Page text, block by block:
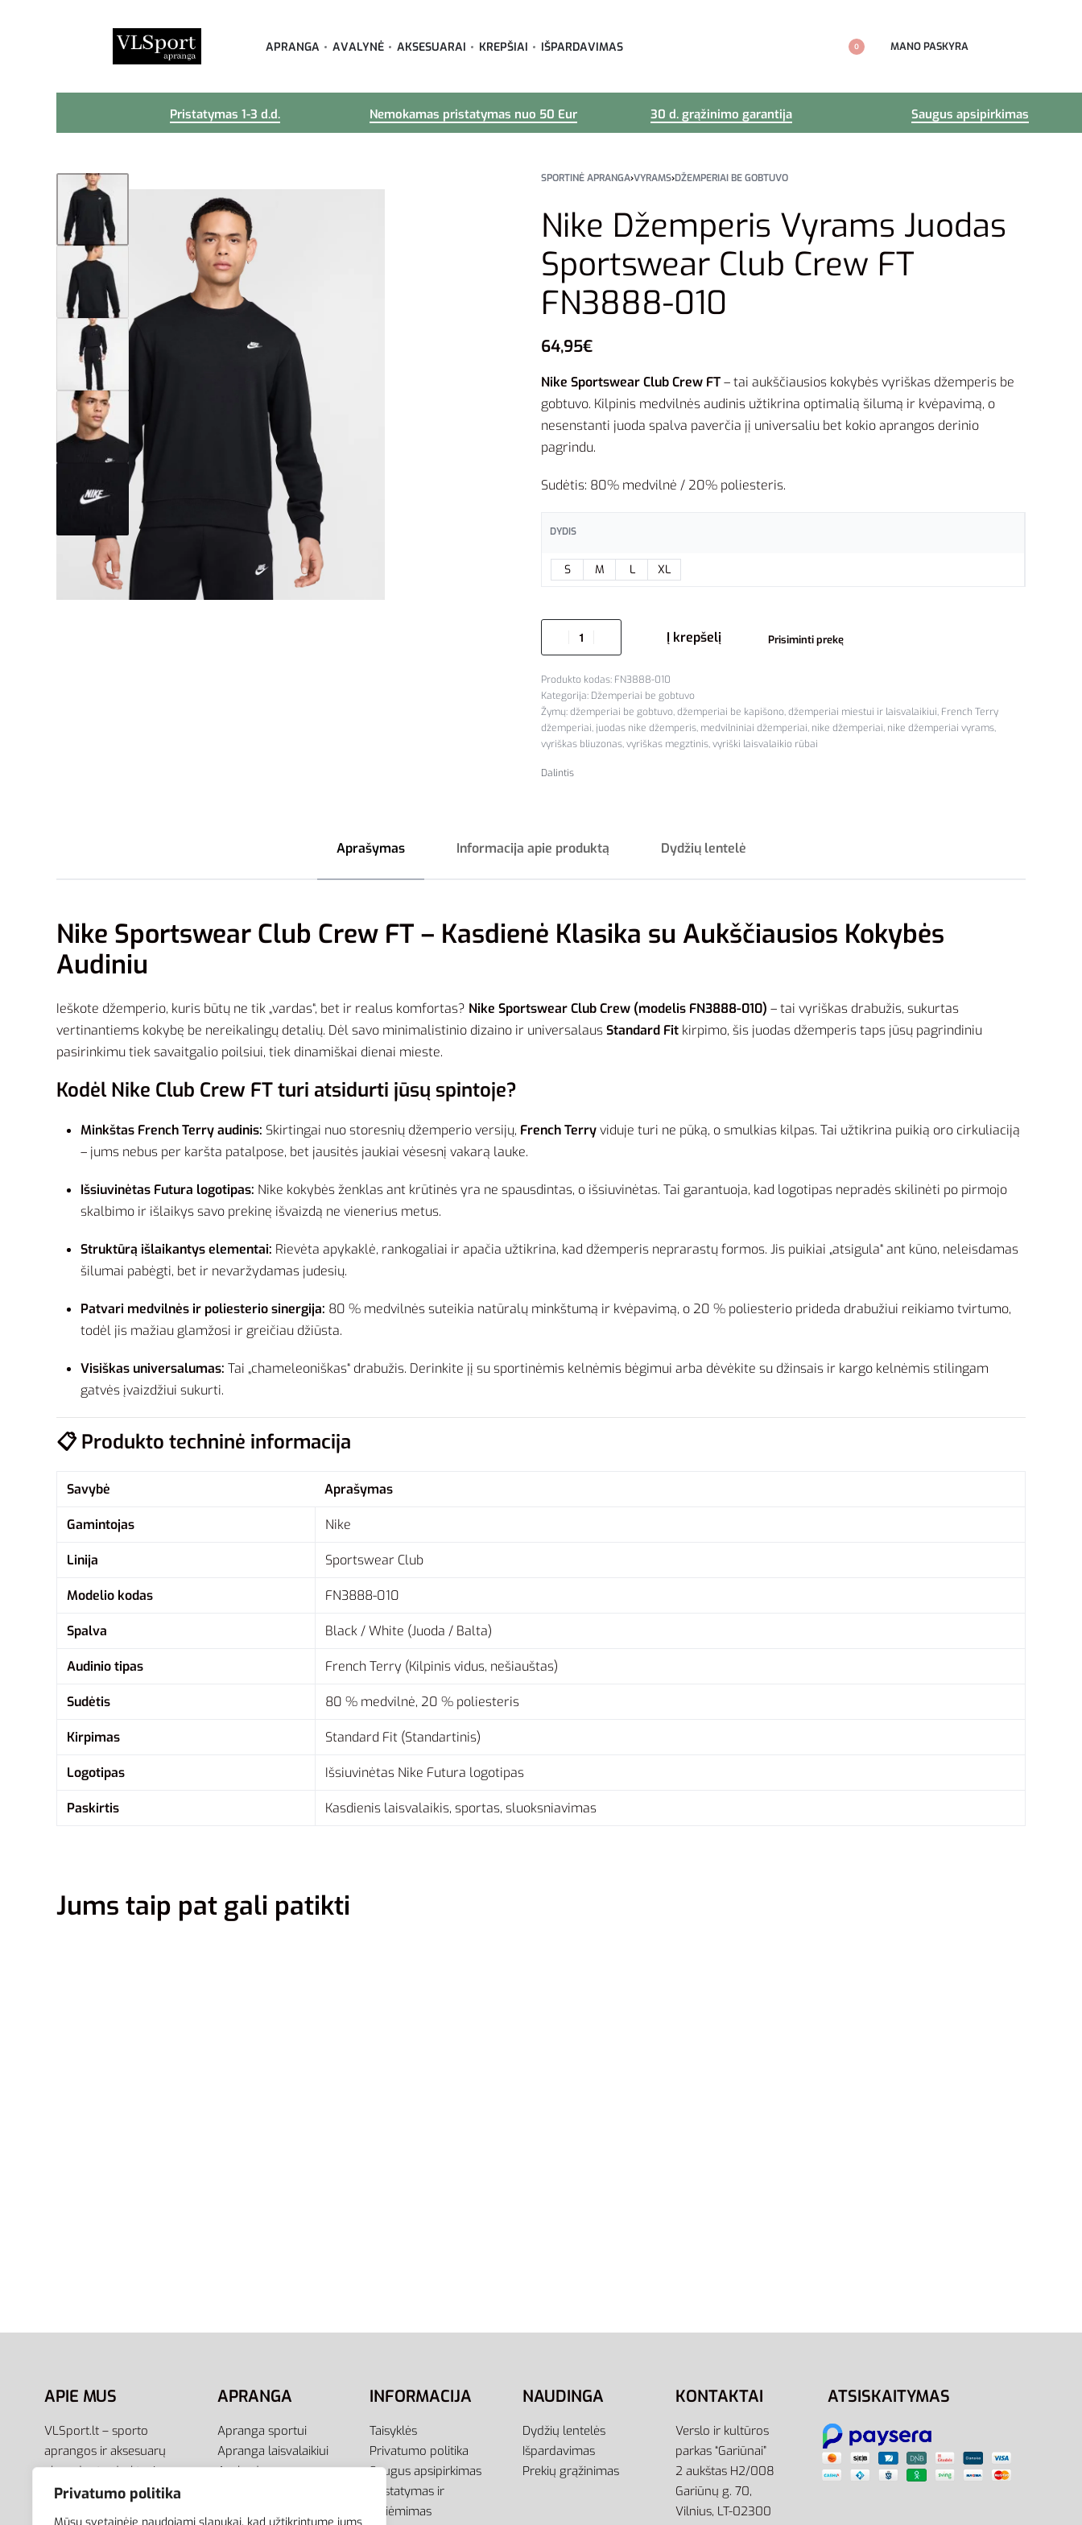
Privatumo politika
APRANGA AVALYNĖ AKSESUARAI KREPŠIAI IŠPARDAVIMAS 0 MANO PASKYRA
Pristatymas 1-3 d.d. Nemokamas pristatymas nuo 50 Eur 30 d. grąžinimo garantija Saugus apsipirkimas
SPORTINĖ APRANGA›VYRAMS›DŽEMPERIAI BE GOBTUVO
Nike Džemperis Vyrams Juodas
Sportswear Club Crew FT
FN3888-010
64,95€
Nike Sportswear Club Crew FT– tai aukščiausios kokybės vyriškas džemperis be
gobtuvo. Kilpinis medvilnės audinis užtikrina optimalią šilumą ir kvėpavimą, o
nesenstanti juoda spalva paverčia jį universaliu bet kokio aprangos derinio
pagrindu.
Sudėtis: 80% medvilnė / 20% poliesteris.
DYDIS
S M L XL
Į krepšelį Prisiminti prekę
FN3888-010
Kategorija: Džemperiai be gobtuvo
Žymų:džemperiai be gobtuvo,džemperiai be kapišono,džemperiai miestui ir laisvalaikiui, French Terry
džemperiai, juodas nike džemperis, medvilniniai džemperiai, nike džemperiai, nike džemperiai vyrams,
vyriškas bliuzonas,vyriškas megztinis,vyriški laisvalaikio rūbai
Dalintis
Aprašymas Informacija apie produktą Dydžių lentelė
Nike Sportswear Club Crew FT – Kasdienė Klasika su Aukščiausios Kokybės
Audiniu
Ieškote džemperio, kuris būtų ne tik „vardas“, bet ir realus komfortas? Nike Sportswear Club Crew (modelis FN3888-010) – tai vyriškas drabužis, sukurtas
vertinantiems kokybę be nereikalingų detalių. Dėl savo minimalistinio dizaino ir universalausStandard Fit kirpimo, šis juodas džemperis taps jūsų pagrindiniu
pasirinkimu tiek savaitgalio poilsiui, tiek dinamiškai dienai mieste.
Kodėl Nike Club Crew FT turi atsidurti jūsų spintoje?
Minkštas French Terry audinis: Skirtingai nuo storesnių džemperio versijų, French Terryviduje turi ne pūką, o smulkias kilpas. Tai užtikrina puikią oro cirkuliaciją
– jums nebus per karšta patalpose, bet jausitės jaukiai vėsesnį vakarą lauke.
Išsiuvinėtas Futura logotipas: Nike kokybės ženklas ant krūtinės yra ne spausdintas, o išsiuvinėtas. Tai garantuoja, kad logotipas nepradės skilinėti po pirmojo
skalbimo ir išlaikys savo prekinę išvaizdą ne vienerius metus.
Struktūrą išlaikantys elementai: Rievėta apykaklė, rankogaliai ir apačia užtikrina, kad džemperis neprarastų formos. Jis puikiai „atsigula“ ant kūno, neleisdamas
šilumai pabėgti, bet ir nevaržydamas judesių.
Patvari medvilnės ir poliesterio sinergija: 80 % medvilnės suteikia natūralų minkštumą ir kvėpavimą, o 20 % poliesterio prideda drabužiui reikiamo tvirtumo,
todėl jis mažiau glamžosi ir greičiau džiūsta.
Visiškas universalumas: Tai „chameleoniškas“ drabužis. Derinkite jį su sportinėmis kelnėmis bėgimui arba dėvėkite su džinsais ir kargo kelnėmis stilingam
gatvės įvaizdžiui sukurti.
📋 Produkto techninė informacija
Savybė Aprašymas
Gamintojas Nike
Linija Sportswear Club
Modelio kodas FN3888-010
Spalva Black / White (Juoda / Balta)
Audinio tipas French Terry (Kilpinis vidus, nešiauštas)
Sudėtis 80 % medvilnė, 20 % poliesteris
Kirpimas Standard Fit (Standartinis)
Logotipas Išsiuvinėtas Nike Futura logotipas
Paskirtis Kasdienis laisvalaikis, sportas, sluoksniavimas
Jums taip pat gali patikti
Į krepšelį Pasirinkti savybes Pasirinkti savybes Pasirinkti savybes
APIE MUS
VLSport.lt – sporto
aprangos ir aksesuarų
el.parduotuvė aktyviam
gyvenimo būdui. Čia rasite
APRANGA
Apranga sportui
Apranga laisvalaikiui
Avalynė
INFORMACIJA
Taisyklės
Privatumo politika
Saugus apsipirkimas
Pristatymas ir
atsiėmimas
NAUDINGA
Dydžių lentelės
Išpardavimas
Prekių grąžinimas
KONTAKTAI
Verslo ir kultūros
parkas “Gariūnai”
2 aukštas H2/008
Gariūnų g. 70,
Vilnius, LT-02300
ATSISKAITYMAS